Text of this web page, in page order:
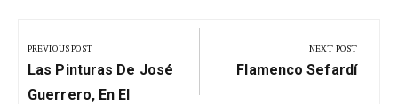
de
entradas
PREVIOUS POST
Previous
Post:
Las Pinturas De José
Guerrero, En El
NEXT POST
Next
Flamenco Sefardí